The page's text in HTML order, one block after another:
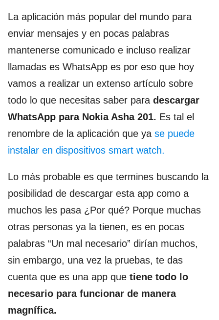
La aplicación más popular del mundo para
enviar mensajes y en pocas palabras
mantenerse comunicado e incluso realizar
llamadas es WhatsApp es por eso que hoy
vamos a realizar un extenso artículo sobre
todo lo que necesitas saber para descargar
WhatsApp para Nokia Asha 201. Es tal el
renombre de la aplicación que ya se puede
instalar en dispositivos smart watch.
Lo más probable es que termines buscando la
posibilidad de descargar esta app como a
muchos les pasa ¿Por qué? Porque muchas
otras personas ya la tienen, es en pocas
palabras “Un mal necesario” dirían muchos,
sin embargo, una vez la pruebas, te das
cuenta que es una app que tiene todo lo
necesario para funcionar de manera
magnífica.